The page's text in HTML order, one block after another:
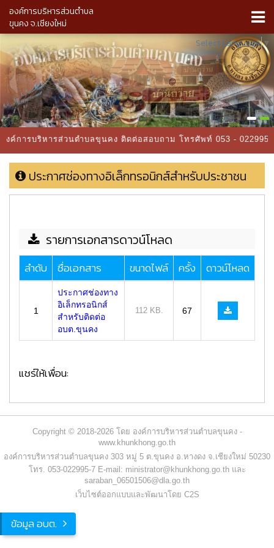
องค์การบริหารส่วนตำบล
ขุนคง จ.เชียงใหม่
Select Language▼
ค์การบริหารส่วนตำบลขุนคง ติดต่อสอบถาม โทรศัพท์ 053 - 022995
ข้อมูล อบต.
ประกาศช่องทางอิเล็กทรอนิกส์สำหรับประชาชน
รายการเอกสารดาวน์โหลด
ลำดับ ชื่อเอกสาร ขนาดไฟล์ ครั้ง ดาวน์โหลด
1
ประกาศช่องทาง
อิเล็กทรอนิกส์
สำหรับติดต่อ
อบต.ขุนคง
112 KB. 67
แชร์ให้เพื่อน:
Copyright © 2018-2026 โดย องค์การบริหารส่วนตำบลขุนคง -
www.khunkhong.go.th
องค์การบริหารส่วนตำบลขุนคง 303 หมู่ 5 ต.ขุนคง อ.หางดง จ.เชียงใหม่ 50230
โทร. 053-022995-7 E-mail: ministrator@khunkhong.go.th และ
saraban_06501506@dla.go.th
เว็บไซต์ออกแบบและพัฒนาโดย C2S